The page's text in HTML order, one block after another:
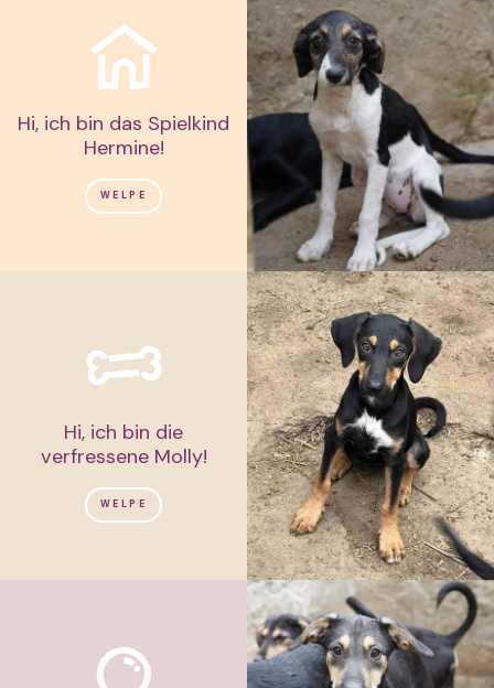
Hi, ich bin das Spielkind
Hermine!
WELPE
Hi, ich bin die
verfressene Molly!
WELPE